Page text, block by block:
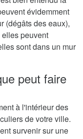
évidemment
(dégâts des eaux),
peuvent
sont dans un mur
peut faire
à l'intérieur des
de votre ville.
survenir sur une